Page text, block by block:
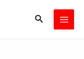
Buscar